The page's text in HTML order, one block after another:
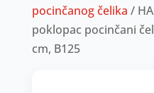
pocinčanog čelika /
poklopac pocinčani
cm, B125